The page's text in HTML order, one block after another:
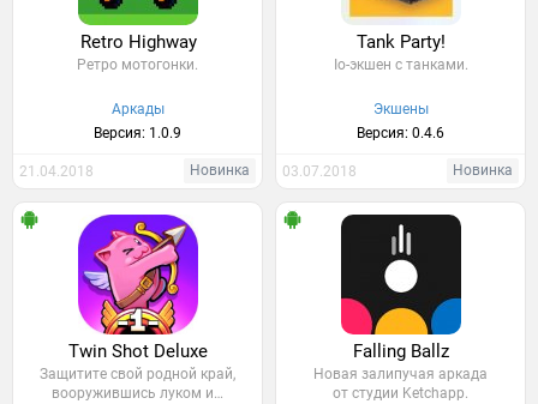
Retro Highway
Ретро мотогонки.
Аркады
Версия: 1.0.9
21.04.2018 Новинка
Tank Party!
Io-экшен с танками.
Экшены
Версия: 0.4.6
03.07.2018 Новинка
Twin Shot Deluxe
Защитите свой родной край,
вооружившись луком и…
Falling Ballz
Новая залипучая аркада
от студии Ketchapp.